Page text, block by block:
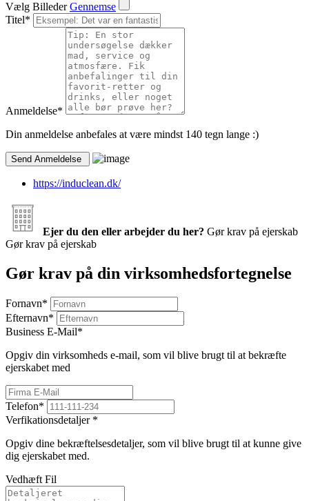
Vælg Billeder Gennemse
Titel*
Anmeldelse*
Din anmeldelse anbefales at være mindst 140 tegn lange :)
https://induclean.dk/
Ejer du den eller arbejder du her? Gør krav på ejerskab
Gør krav på ejerskab
Gør krav på din virksomhedsfortegnelse
Fornavn*
Efternavn*
Business E-Mail*
Opgiv din virksomheds e-mail, som vil blive brugt til at bekræfte
ejerskabet med
Telefon*
Verfikationsdetaljer *
Opgiv dine bekræftelsesdetaljer, som vil blive brugt til at kunne give
dig ejerskabet med.
Vedhæft Fil